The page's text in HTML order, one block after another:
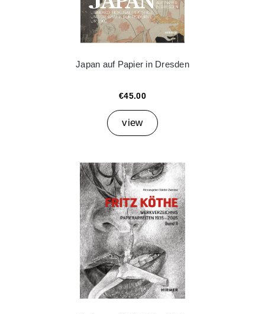
Japan auf Papier in Dresden
€45.00
view